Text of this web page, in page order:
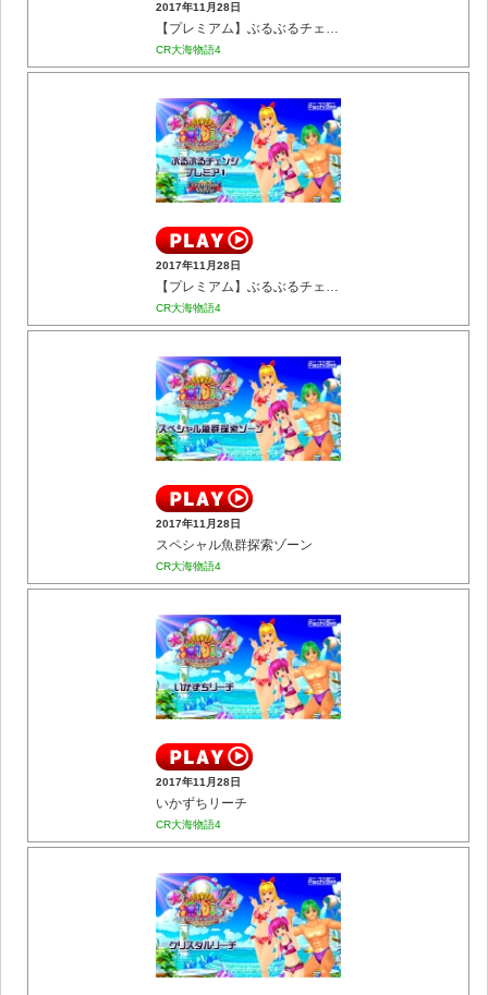
2017年11月28日
【プレミアム】ぶるぶるチェンジ プレミア3
CR大海物語4
2017年11月28日
【プレミアム】ぶるぶるチェンジ プレミア1
CR大海物語4
2017年11月28日
スペシャル魚群探索ゾーン
CR大海物語4
2017年11月28日
いかずちリーチ
CR大海物語4